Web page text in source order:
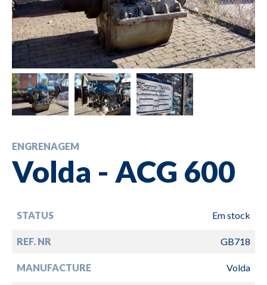
ENGRENAGEM
Volda - ACG 600
STATUS Em stock
REF. NR GB718
MANUFACTURE Volda